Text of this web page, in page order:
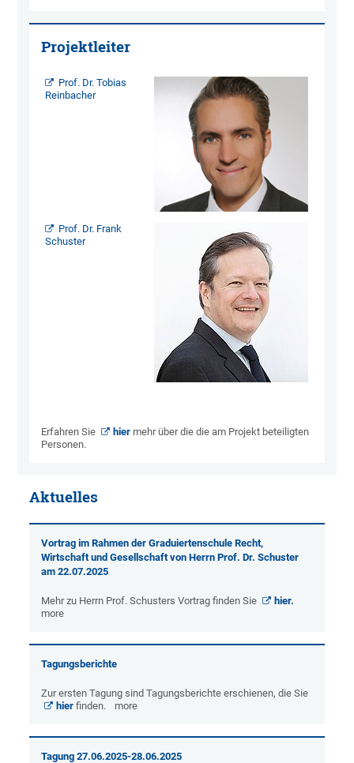
Projektleiter
Prof. Dr. Tobias
Reinbacher
Prof. Dr. Frank
Schuster
Erfahren Sie hier mehr über die die am Projekt beteiligten
Personen.
Aktuelles
Vortrag im Rahmen der Graduiertenschule Recht,
Wirtschaft und Gesellschaft von Herrn Prof. Dr. Schuster
am 22.07.2025
Mehr zu Herrn Prof. Schusters Vortrag finden Sie
hier.
more
Tagungsberichte
Zur ersten Tagung sind Tagungsberichte erschienen, die Sie
hier finden. more
Tagung 27.06.2025-28.06.2025